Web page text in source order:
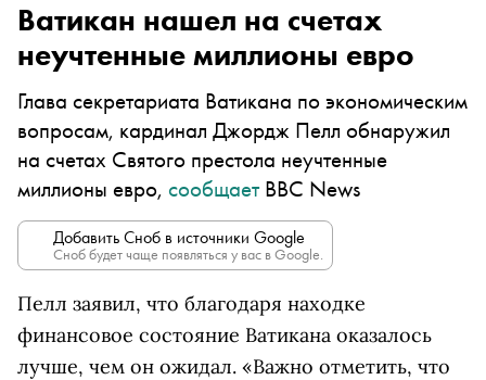
Ватикан нашел на счетах
неучтенные миллионы евро
Глава секретариата Ватикана по экономическим
вопросам, кардинал Джордж Пелл обнаружил
на счетах Святого престола неучтенные
миллионы евро, сообщаетBBC News
Добавить Сноб в источники Google
Сноб будет чаще появляться у вас в Google.
Пелл заявил, что благодаря находке
финансовое состояние Ватикана оказалось
лучше, чем он ожидал. «Важно отметить, что